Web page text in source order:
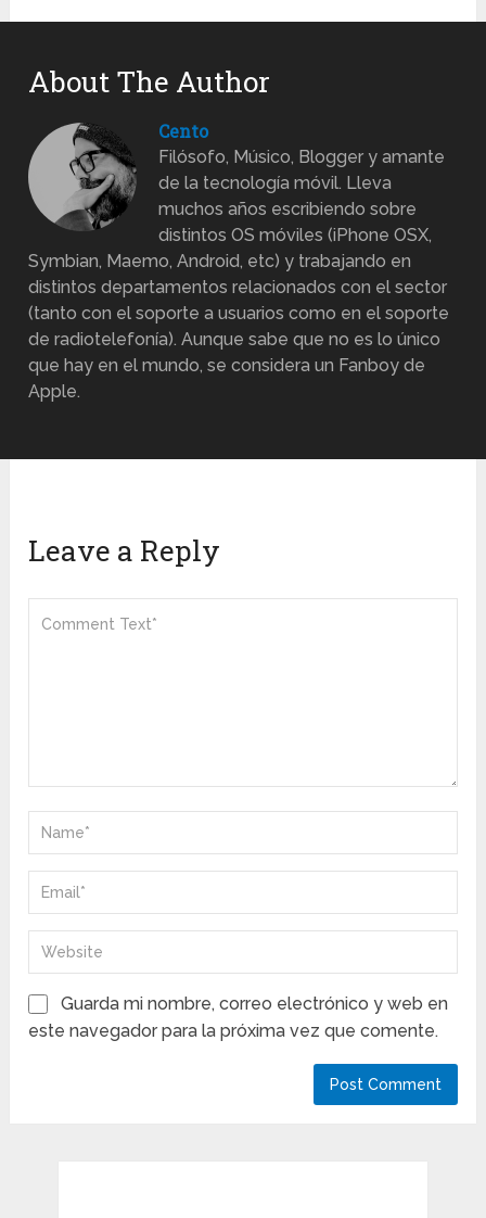
About The Author
Cento
Filósofo, Músico, Blogger y amante
de la tecnología móvil. Lleva
muchos años escribiendo sobre
distintos OS móviles (iPhone OSX,
Symbian, Maemo, Android, etc) y trabajando en
distintos departamentos relacionados con el sector
(tanto con el soporte a usuarios como en el soporte
de radiotelefonía). Aunque sabe que no es lo único
que hay en el mundo, se considera un Fanboy de
Apple.
Leave a Reply
Guarda mi nombre, correo electrónico y web en
este navegador para la próxima vez que comente.